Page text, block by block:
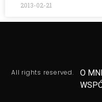
2013-02-21
All rights reserved. O